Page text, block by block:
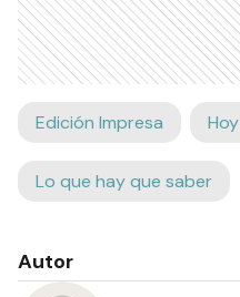
Edición Impresa Hoy
Lo que hay que saber
Autor